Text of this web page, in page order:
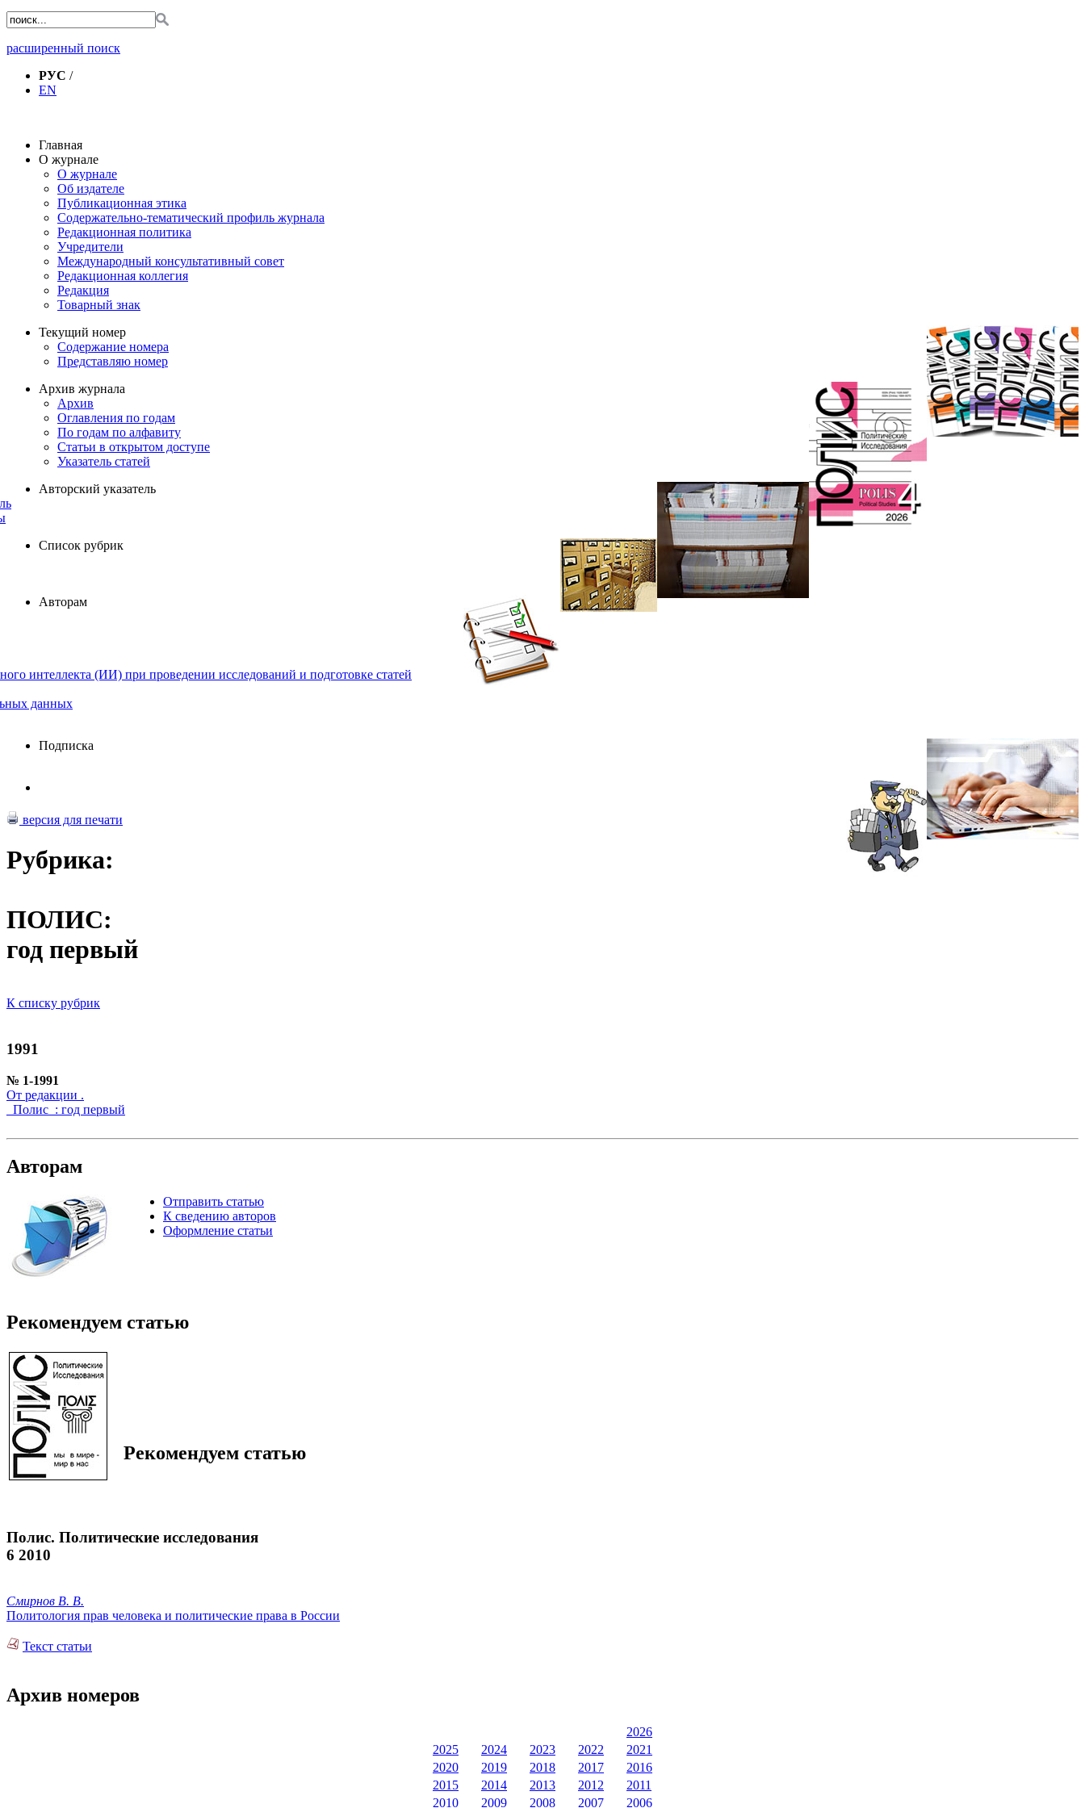
расширенный поиск
РУС /
EN
Главная
О журнале
О журнале
Об издателе
Публикационная этика
Содержательно-тематический профиль журнала
Редакционная политика
Учредители
Международный консультативный совет
Редакционная коллегия
Редакция
Товарный знак
Текущий номер
Содержание номера
Представляю номер
Архив журнала
Архив
Оглавления по годам
По годам по алфавиту
Статьи в открытом доступе
Указатель статей
Авторский указатель
Список рубрик
Авторам
интеллекта (ИИ) при проведении исследований и подготовке статей
данных
Подписка
версия для печати
Рубрика:
ПОЛИС:
год первый
К списку рубрик
1991
№ 1-1991
От редакции .
_Полис_: год первый
Авторам
Отправить статью
К сведению авторов
Оформление статьи
Рекомендуем статью
Рекомендуем статью
Полис. Политические исследования
6 2010
Смирнов В. В.
Политология прав человека и политические права в России
Текст статьи
Архив номеров
2026
2025
2024 2023 2022
2021
2020
2019 2018 2017
2016
2015
2014 2013 2012
2011
2010
2009 2008 2007 2006